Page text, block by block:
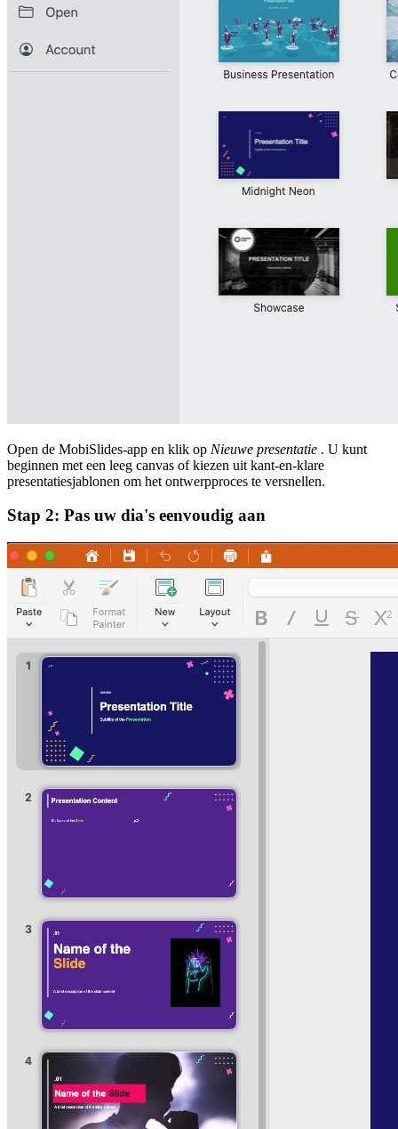
Open de MobiSlides-app en klik op Nieuwe presentatie . U kunt
beginnen met een leeg canvas of kiezen uit kant-en-klare
presentatiesjablonen om het ontwerpproces te versnellen.
Stap 2: Pas uw dia's eenvoudig aan